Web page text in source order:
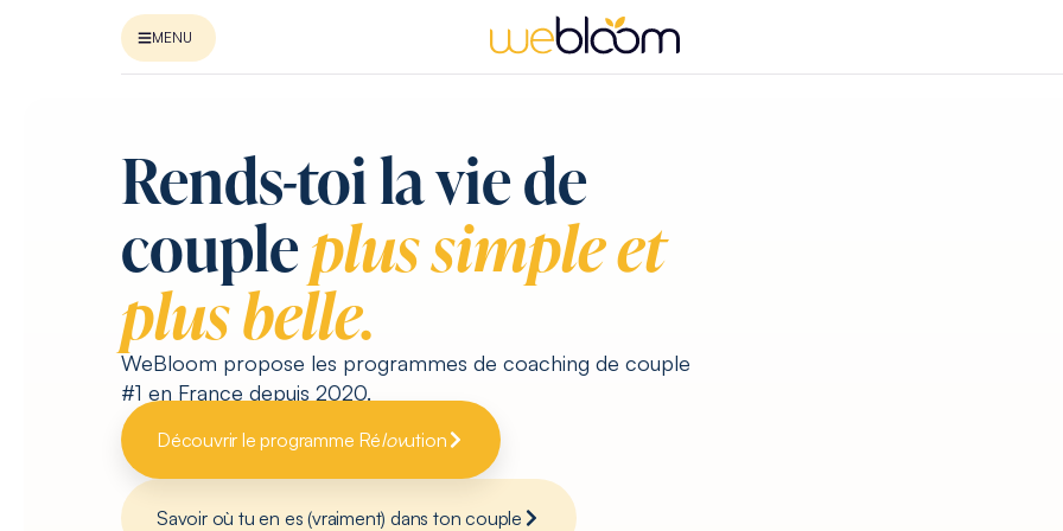
MENU
Rends-toi la vie de
coupleplus simple et
plus belle.
WeBloom propose les programmes de coaching de couple
#1 en France depuis 2020.
Découvrir le programme Rélovution
Savoir où tu en es (vraiment) dans ton couple